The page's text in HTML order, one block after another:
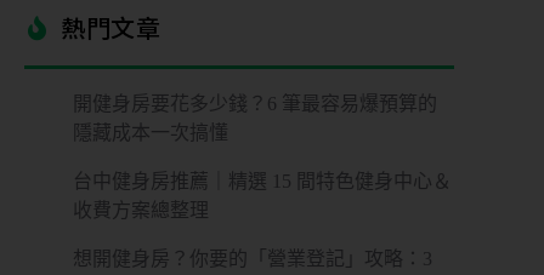
熱門文章​
開健身房要花多少錢？6 筆最容易爆預算的
隱藏成本一次搞懂
台中健身房推薦｜精選 15 間特色健身中心＆
收費方案總整理
想開健身房？你要的「營業登記」攻略：3